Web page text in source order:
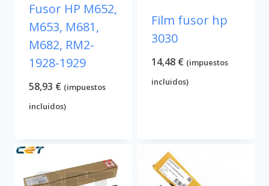
Fusor HP M652,
M653, M681,
M682, RM2-
1928-1929
58,93 € (impuestos
incluidos)
Film fusor hp
3030
14,48 € (impuestos
incluidos)